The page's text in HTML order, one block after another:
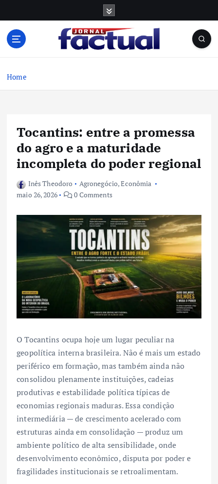
Home
Tocantins: entre a promessa
do agro e a maturidade
incompleta do poder regional
Inês Theodoro Agronegócio,Econômia
maio 26, 2026
0 Comments
O Tocantins ocupa hoje um lugar peculiar na
geopolítica interna brasileira. Não é mais um estado
periférico em formação, mas também ainda não
consolidou plenamente instituições, cadeias
produtivas e estabilidade política típicas de
economias regionais maduras. Essa condição
intermediária — de crescimento acelerado com
estruturas ainda em consolidação — produz um
ambiente político de alta sensibilidade, onde
desenvolvimento econômico, disputa por poder e
fragilidades institucionais se retroalimentam.